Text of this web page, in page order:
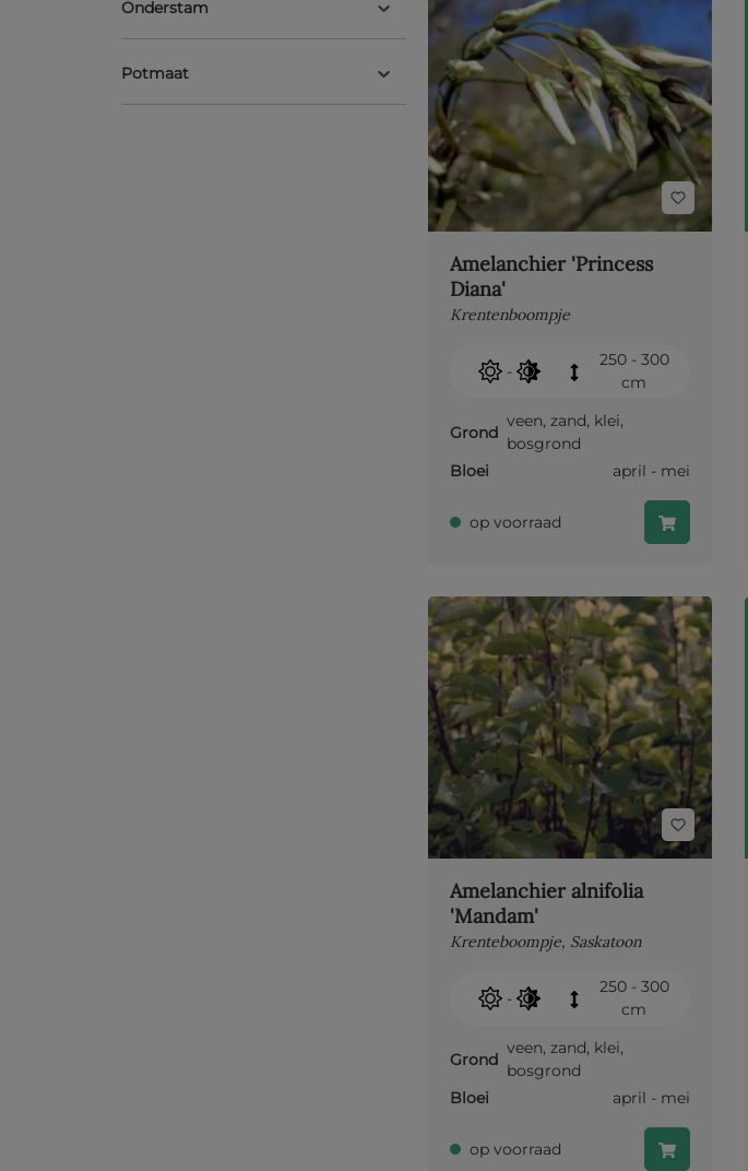
Onderstam
Potmaat
Amelanchier 'Princess
Diana'
Krentenboompje
-
250 - 300
cm
Grond
veen, zand, klei,
bosgrond
Bloei
april - mei
op voorraad
Amelanchier alnifolia
'Mandam'
Krenteboompje, Saskatoon
-
250 - 300
cm
Grond
veen, zand, klei,
bosgrond
Bloei
april - mei
op voorraad